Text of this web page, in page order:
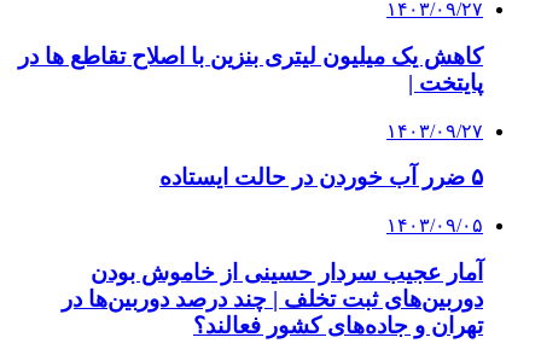
۱۴۰۳/۰۹/۲۷
کاهش یک میلیون لیتری بنزین با اصلاح تقاطع ها در
پایتخت |
۱۴۰۳/۰۹/۲۷
۵ ضرر آب خوردن در حالت ایستاده
۱۴۰۳/۰۹/۰۵
آمار عجیب سردار حسینی از خاموش بودن
دوربین‌های ثبت تخلف | چند درصد دوربین‌ها در
تهران و جاده‌های کشور فعالند؟